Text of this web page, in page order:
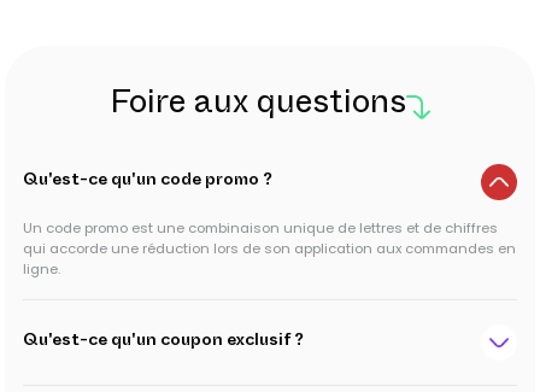
Foire aux questions
Qu'est-ce qu'un code promo ?
Un code promo est une combinaison unique de lettres et de chiffres
qui accorde une réduction lors de son application aux commandes en
ligne.
Qu'est-ce qu'un coupon exclusif ?